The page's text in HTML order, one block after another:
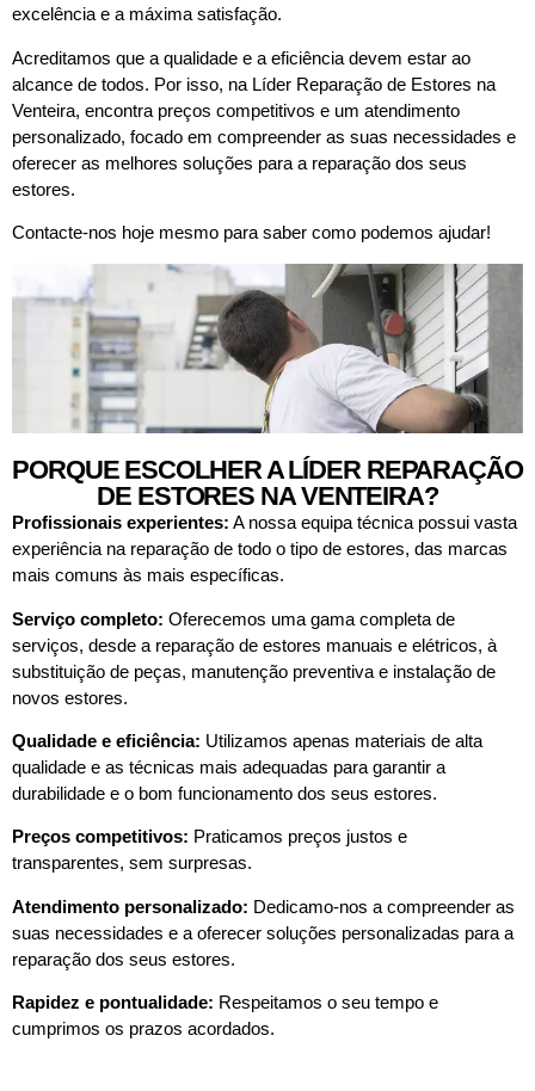
excelência e a máxima satisfação.
Acreditamos que a qualidade e a eficiência devem estar ao
alcance de todos. Por isso, na Líder Reparação de Estores na
Venteira, encontra preços competitivos e um atendimento
personalizado, focado em compreender as suas necessidades e
oferecer as melhores soluções para a reparação dos seus
estores.
Contacte-nos hoje mesmo para saber como podemos ajudar!
PORQUE ESCOLHER A LÍDER REPARAÇÃO
DE ESTORES NA VENTEIRA?
Profissionais experientes: A nossa equipa técnica possui vasta
experiência na reparação de todo o tipo de estores, das marcas
mais comuns às mais específicas.
Serviço completo: Oferecemos uma gama completa de
serviços, desde a reparação de estores manuais e elétricos, à
substituição de peças, manutenção preventiva e instalação de
novos estores.
Qualidade e eficiência: Utilizamos apenas materiais de alta
qualidade e as técnicas mais adequadas para garantir a
durabilidade e o bom funcionamento dos seus estores.
Preços competitivos: Praticamos preços justos e
transparentes, sem surpresas.
Atendimento personalizado: Dedicamo-nos a compreender as
suas necessidades e a oferecer soluções personalizadas para a
reparação dos seus estores.
Rapidez e pontualidade: Respeitamos o seu tempo e
cumprimos os prazos acordados.